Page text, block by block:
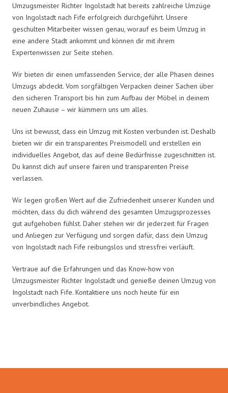
Umzugsmeister Richter Ingolstadt hat bereits zahlreiche Umzüge
von Ingolstadt nach Fife erfolgreich durchgeführt. Unsere
geschulten Mitarbeiter wissen genau, worauf es beim Umzug in
eine andere Stadt ankommt und können dir mit ihrem
Expertenwissen zur Seite stehen.
Wir bieten dir einen umfassenden Service, der alle Phasen deines
Umzugs abdeckt. Vom sorgfältigen Verpacken deiner Sachen über
den sicheren Transport bis hin zum Aufbau der Möbel in deinem
neuen Zuhause – wir kümmern uns um alles.
Uns ist bewusst, dass ein Umzug mit Kosten verbunden ist. Deshalb
bieten wir dir ein transparentes Preismodell und erstellen ein
individuelles Angebot, das auf deine Bedürfnisse zugeschnitten ist.
Du kannst dich auf unsere fairen und transparenten Preise
verlassen.
Wir legen großen Wert auf die Zufriedenheit unserer Kunden und
möchten, dass du dich während des gesamten Umzugsprozesses
gut aufgehoben fühlst. Daher stehen wir dir jederzeit für Fragen
und Anliegen zur Verfügung und sorgen dafür, dass dein Umzug
von Ingolstadt nach Fife reibungslos und stressfrei verläuft.
Vertraue auf die Erfahrungen und das Know-how von
Umzugsmeister Richter Ingolstadt und genieße deinen Umzug von
Ingolstadt nach Fife. Kontaktiere uns noch heute für ein
unverbindliches Angebot.